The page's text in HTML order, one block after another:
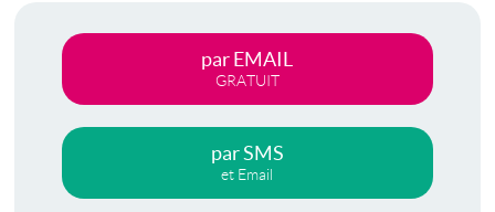
par EMAIL
GRATUIT
par SMS
et Email